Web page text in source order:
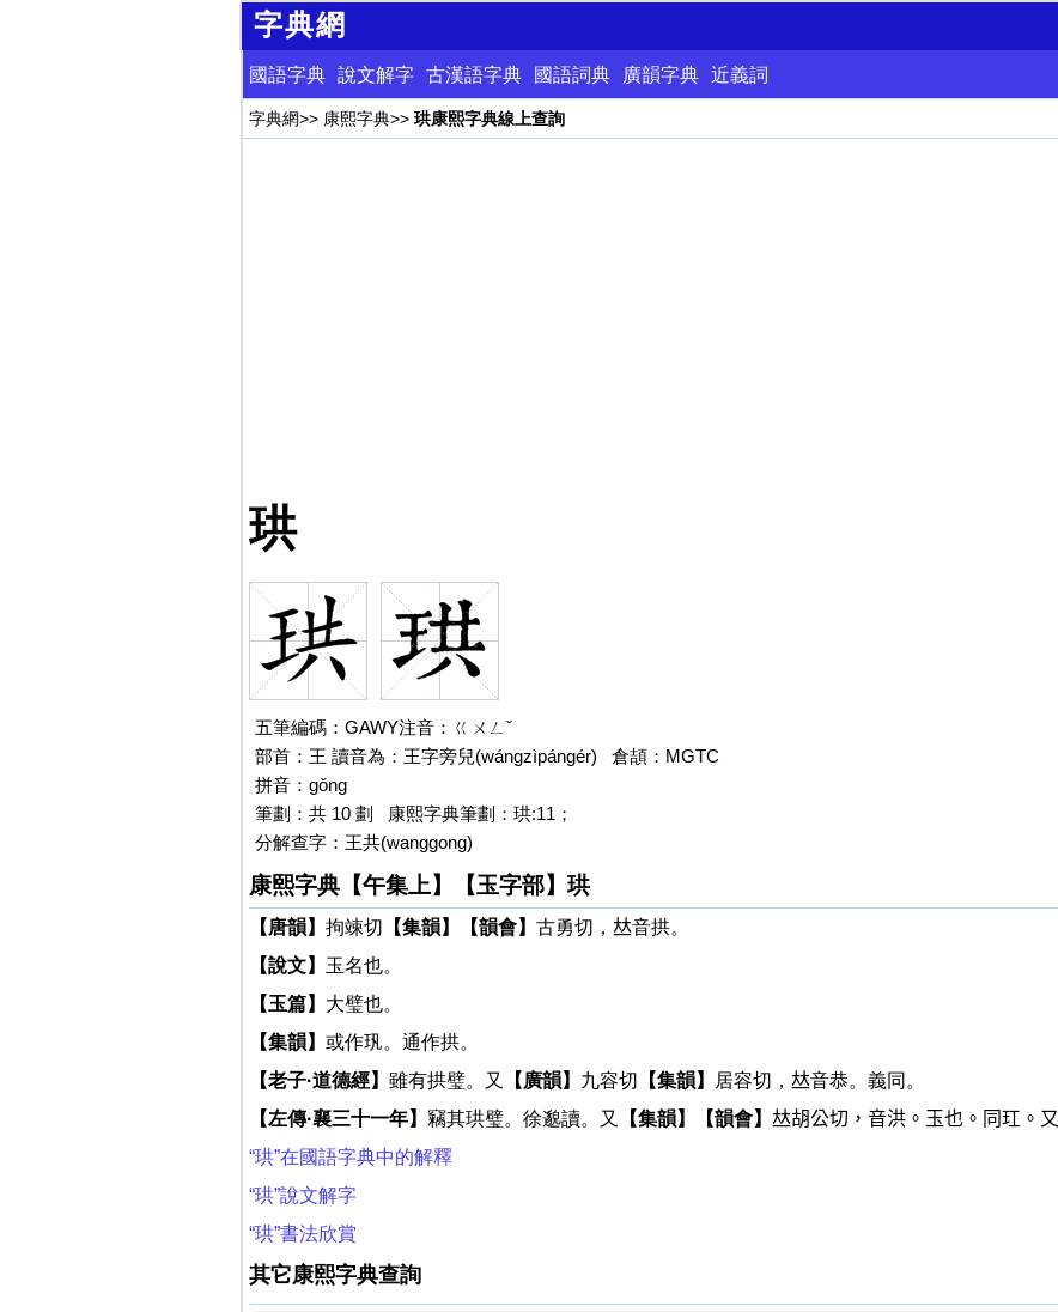
字典網
國語字典 說文解字 古漢語字典 國語詞典 廣韻字典 近義詞
字典網>> 康熙字典>> 珙康熙字典線上查詢
珙
五筆編碼：GAWY注音：ㄍㄨㄥˇ
部首：王 讀音為：王字旁兒(wángzìpángér) 倉頡：MGTC
拼音：gǒng
筆劃：共 10 劃 康熙字典筆劃：珙:11；
分解查字：王共(wanggong)
康熙字典【午集上】【玉字部】珙
【唐韻】 拘竦切 【集韻】 【韻會】 古勇切，𠀤音拱。
【說文】 玉名也。
【玉篇】 大璧也。
【集韻】 或作㺬。通作拱。
【老子·道德經】 雖有拱璧。又 【廣韻】 九容切 【集韻】
居容切，𠀤音恭。義同。
【左傳·襄三十一年】 竊其珙璧。徐邈讀。又 【集韻】 【韻會】 𠀤胡公切，音洪。玉也。同玒。又
“珙”在國語字典中的解釋
“珙”說文解字
“珙”書法欣賞
其它康熙字典查詢